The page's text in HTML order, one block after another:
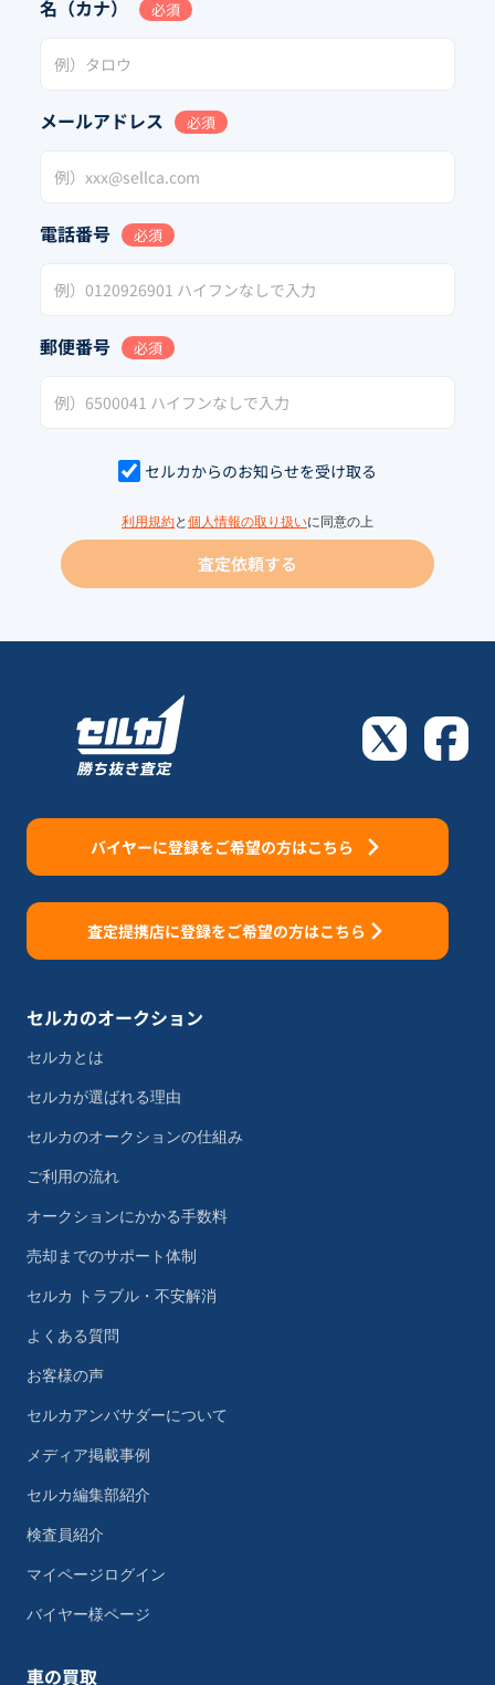
名（カナ） 必須
メールアドレス 必須
電話番号 必須
郵便番号 必須
セルカからのお知らせを受け取る
利用規約と 個人情報の取り扱いに同意の上
査定依頼する
バイヤーに登録をご希望の方はこちら
査定提携店に登録をご希望の方はこちら
セルカのオークション
セルカとは
セルカが選ばれる理由
セルカのオークションの仕組み
ご利用の流れ
オークションにかかる手数料
売却までのサポート体制
セルカ トラブル・不安解消
よくある質問
お客様の声
セルカアンバサダーについて
メディア掲載事例
セルカ編集部紹介
検査員紹介
マイページログイン
バイヤー様ページ
車の買取